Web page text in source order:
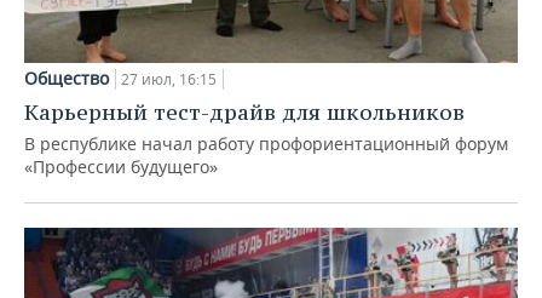
Общество 27 июл, 16:15
Карьерный тест-драйв для школьников
В республике начал работу профориентационный форум
«Профессии будущего»